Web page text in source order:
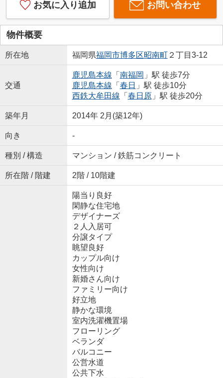
お気に入り追加 お問い合わせ
物件概要
所在地 福岡県福岡市博多区昭南町２丁目3-12
交通
鹿児島本線 「 南福岡 」駅 徒歩7分
鹿児島本線 「 春日 」駅 徒歩10分
西鉄大牟田線 「 春日原」駅 徒歩20分
築年月 2014年 2月(築12年)
向き -
種別 / 構造 マンション / 鉄筋コンクリート
所在階 / 階建 2階 / 10階建
陽当り良好
閑静な住宅地
デザイナーズ
２人入居可
分譲タイプ
眺望良好
カップル向け
女性向け
新婚さん向け
ファミリー向け
好立地
静かな環境
室内洗濯機置場
フローリング
ベランダ
バルコニー
公営水道
公共下水